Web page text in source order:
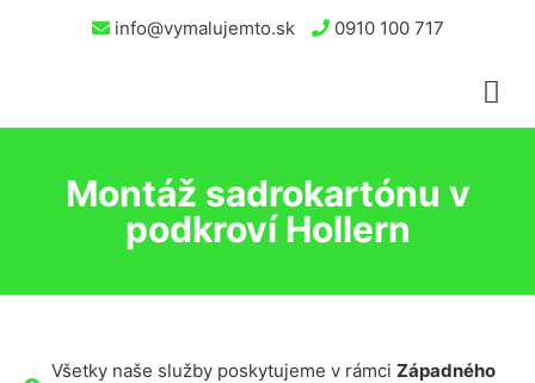
info@vymalujemto.sk 0910 100 717
Montáž sadrokartónu v
podkroví Hollern
Všetky naše služby poskytujeme v rámci Západného